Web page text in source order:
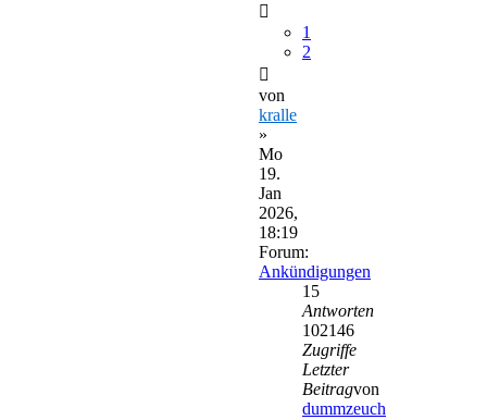
1
2
von
kralle
»
Mo
19.
Jan
2026,
18:19
Forum:
Ankündigungen
15
Antworten
102146
Zugriffe
Letzter
Beitragvon
dummzeuch